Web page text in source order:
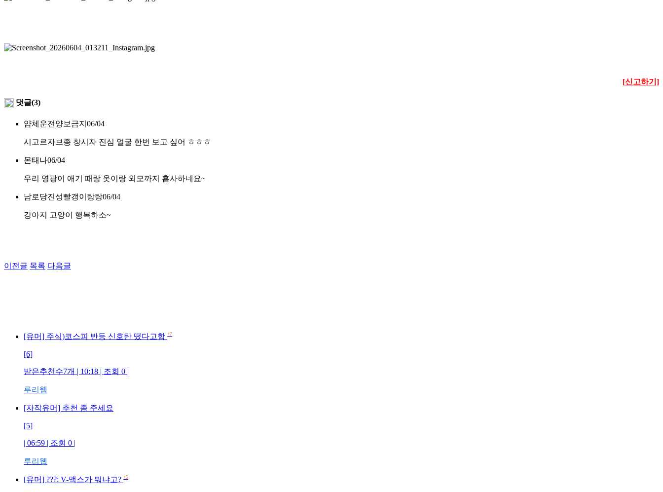
[신고하기]
댓글(3)
얌체운전양보금지 06/04
시고르자브종 창시자 진심 얼굴 한번 보고 싶어 ㅎㅎㅎ
몬태나06/04
우리 영광이 애기 때랑 옷이랑 외모까지 흡사하네요~
남로당진성빨갱이탕탕06/04
강아지 고양이 행복하소~
이전글 목록 다음글
[유머] 주식)코스피 반등 신호탄 떴다고함 +7
[6]
받은추천수7개 | 10:18 | 조회 0 |
루리웹
[자작유머] 추천 좀 주세요
[5]
| 06:59 | 조회 0 |
루리웹
[유머] ???: V-맥스가 뭐냐고? +5